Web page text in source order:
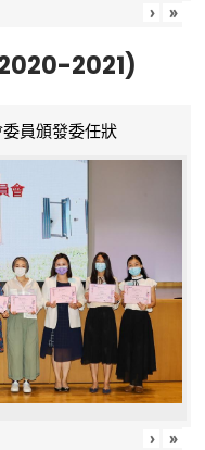
› »
2021)
員頒發委任狀
› »